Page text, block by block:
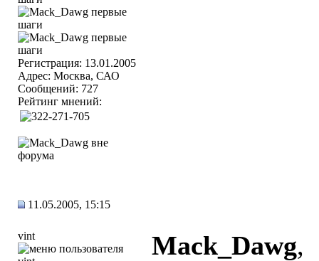
Регистрация: 13.01.2005
Адрес: Москва, САО
Сообщений: 727
Рейтинг мнений:
11.05.2005, 15:15
vint Mack_Dawg,